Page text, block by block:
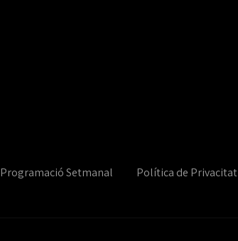
Programació Setmanal Política de Privacitat